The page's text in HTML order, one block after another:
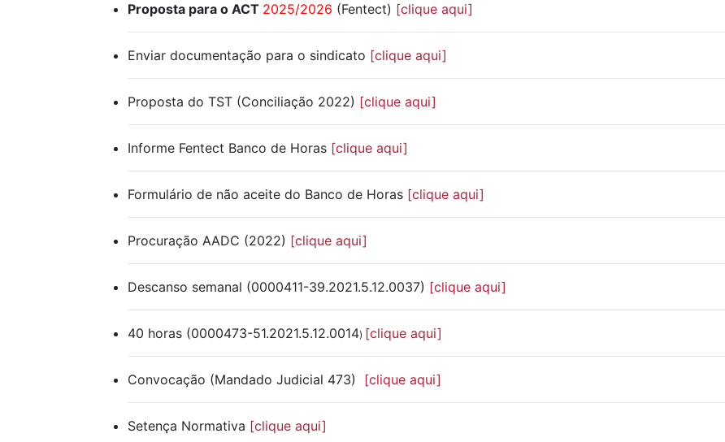
Proposta para o ACT 2025/2026 (Fentect) [clique aqui]
Enviar documentação para o sindicato [clique aqui]
Proposta do TST (Conciliação 2022) [clique aqui]
Informe Fentect Banco de Horas [clique aqui]
Formulário de não aceite do Banco de Horas [clique aqui]
Procuração AADC (2022) [clique aqui]
Descanso semanal (0000411-39.2021.5.12.0037) [clique aqui]
40 horas (0000473-51.2021.5.12.0014) [clique aqui]
Convocação (Mandado Judicial 473) [clique aqui]
Setença Normativa [clique aqui]